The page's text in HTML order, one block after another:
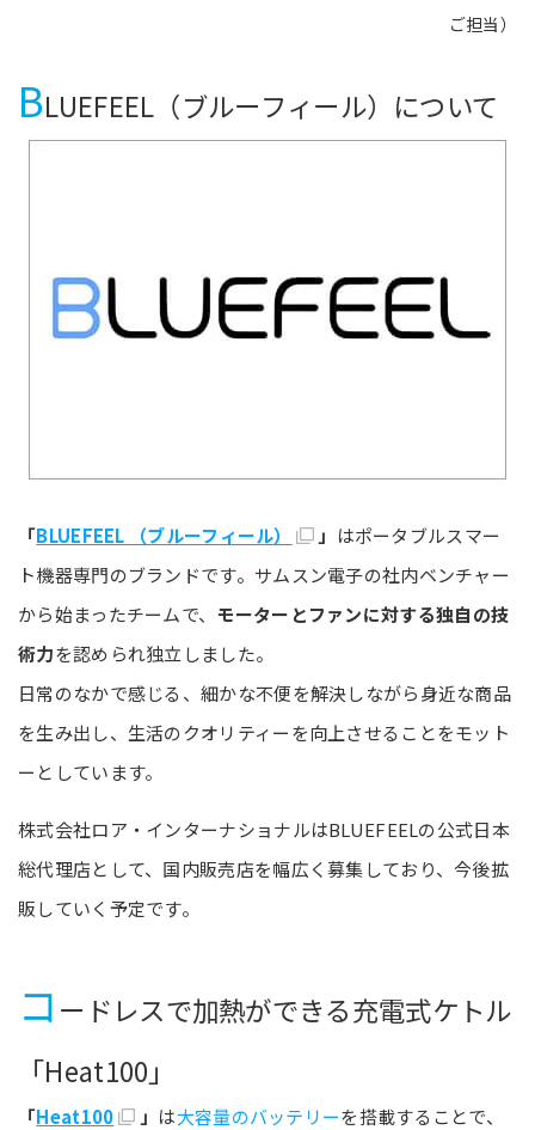
ご担当）
BLUEFEEL（ブルーフィール）について
「BLUEFEEL （ブルーフィール） 」 はポータブルスマー
ト機器専門のブランドです。サムスン電子の社内ベンチャー
から始まったチームで、 モーターとファンに対する独自の技
術力を認められ独立しました。
日常のなかで感じる、細かな不便を解決しながら身近な商品
を生み出し、生活のクオリティーを向上させることをモット
ーとしています。
株式会社ロア・インターナショナルはBLUEFEELの公式日本
総代理店として、国内販売店を幅広く募集しており、今後拡
販していく予定です。
コ ードレスで加熱ができる充電式ケトル
「Heat100」
「Heat100 」 は大容量のバッテリーを搭載することで、